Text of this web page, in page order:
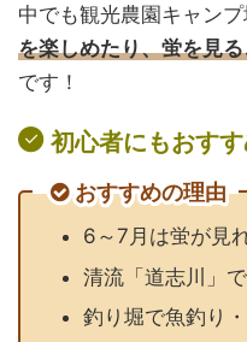
中でも観光農園キャン
を楽しめたり、蛍を見
です！
初心者にもおす
おすすめの理由
6～7月は蛍が見
清流「道志川」
釣り堀で魚釣り